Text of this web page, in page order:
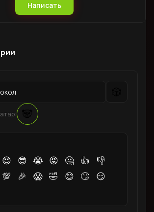
Написать
😍 😎 😭 😡 🤔 👍
👎
💯 🎉 😱 🤣 😊 🙄
😏